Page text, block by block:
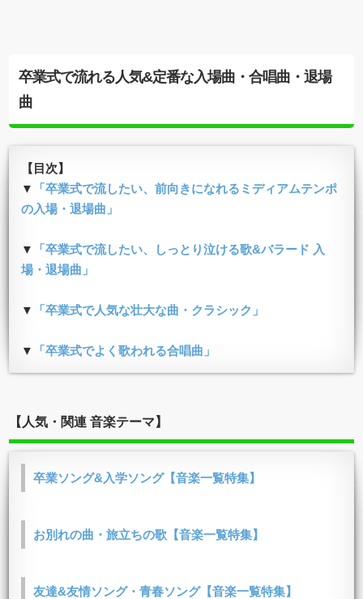
卒業式で流れる人気&定番な入場曲・合唱曲・退場
曲
【目次】
▼
「卒業式で流したい、前向きになれるミディアムテンポ
の入場・退場曲」
▼
「卒業式で流したい、しっとり泣ける歌&バラード 入
場・退場曲」
▼ 「卒業式で人気な壮大な曲・クラシック」
▼ 「卒業式でよく歌われる合唱曲」
【人気・関連 音楽テーマ】
卒業ソング&入学ソング【音楽一覧特集】
お別れの曲・旅立ちの歌【音楽一覧特集】
友達&友情ソング・青春ソング【音楽一覧特集】